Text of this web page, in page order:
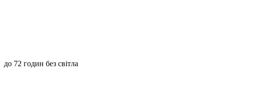
до 72 годин без світла